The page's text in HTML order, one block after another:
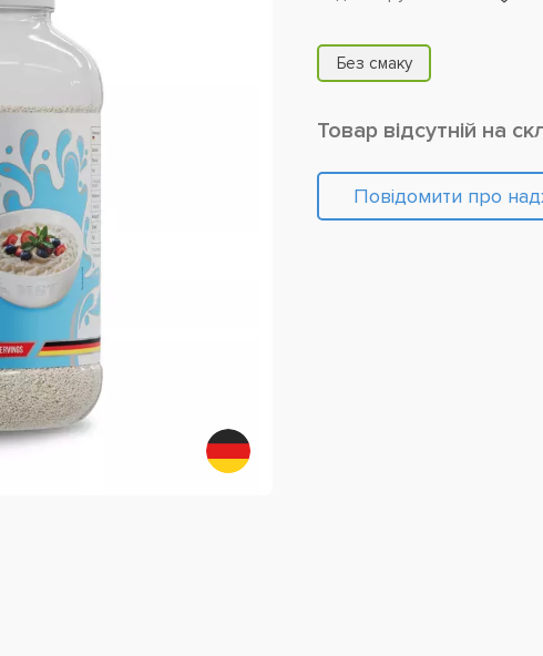
Без смаку
Товар відсутній на
Повідомити про